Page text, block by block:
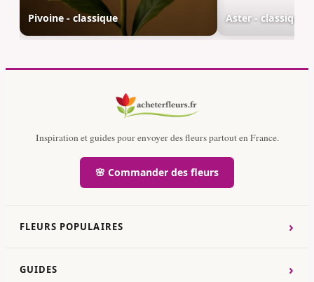
Pivoine - classique Aster - classique
Inspiration et guides pour envoyer des fleurs partout en France.
🌸 Commander des fleurs
FLEURS POPULAIRES ›
GUIDES ›